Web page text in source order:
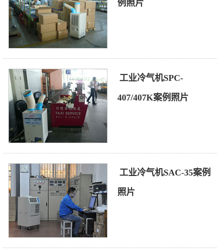
例照片
工业冷气机SPC-
407/407K案例照片
工业冷气机SAC-35案例
照片